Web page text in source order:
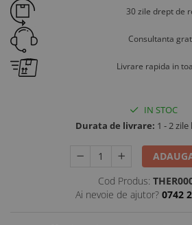
Galeti, bidoane, tetine vitei
Colostru vitei
Cusete si boxe vitei
Accesorii cusete vitei
Furajare si adapare vitei
Echipamente si accesorii furajare
Suplimente nutritive vitei
Sanatate si confort vitei
30 zile drept de
Consultanta
Livrare rapida in
IN STOC
Durata de livrare: 1 - 2
Cod Produs:
Ai nevoie de ajutor? 0742